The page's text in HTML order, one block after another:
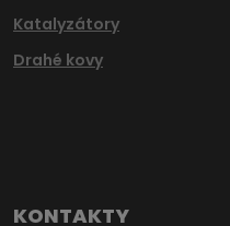
Katalyzátory
Drahé kovy
KONTAKTY